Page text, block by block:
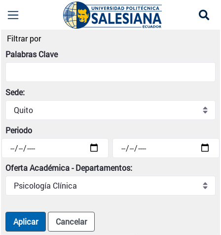
Noticias institucionales | Universidad
Filtrar por
Palabras Clave
Sede:
Periodo
Oferta Académica - Departamentos:
Aplicar Cancelar